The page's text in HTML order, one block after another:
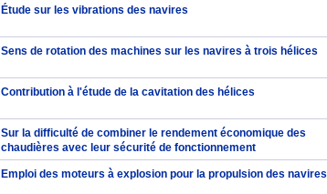
Étude sur les vibrations des navires
Sens de rotation des machines sur les navires à trois hélices
Contribution à l'étude de la cavitation des hélices
Sur la difficulté de combiner le rendement économique des
chaudières avec leur sécurité de fonctionnement
Emploi des moteurs à explosion pour la propulsion des navires